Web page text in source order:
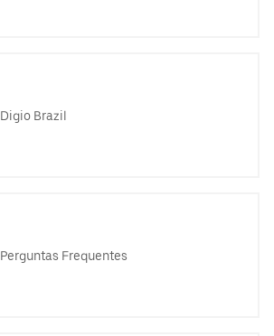
Digio Brazil
Perguntas Frequentes